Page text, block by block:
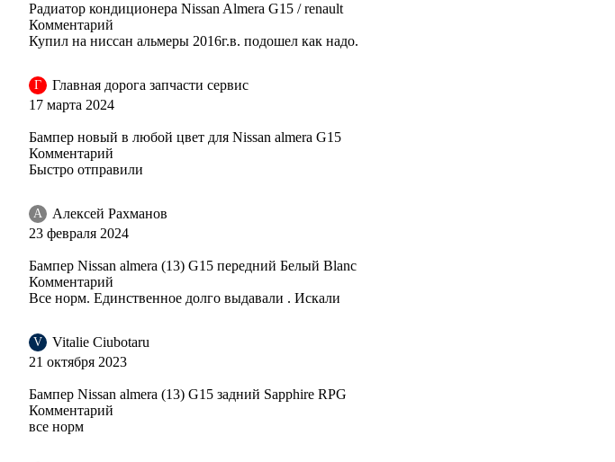
JXA, AKE - ALPINE KHAKI
JXA, AKE - ALPINE KHAKI
BPE - WHITE PEARL
Радиатор кондиционера Nissan Almera G15 / renault
Комментарий
Купил на ниссан альмеры 2016г.в. подошел как надо.
Г
Главная дорога запчасти сервис
17 марта 2024
Бампер новый в любой цвет для Nissan almera G15
Комментарий
Быстро отправили
А
Алексей Рахманов
23 февраля 2024
Бампер Nissan almera (13) G15 передний Белый Blanc
Комментарий
Все норм. Единственное долго выдавали . Искали
V
Vitalie Ciubotaru
21 октября 2023
Бампер Nissan almera (13) G15 задний Sapphire RPG
Комментарий
все норм